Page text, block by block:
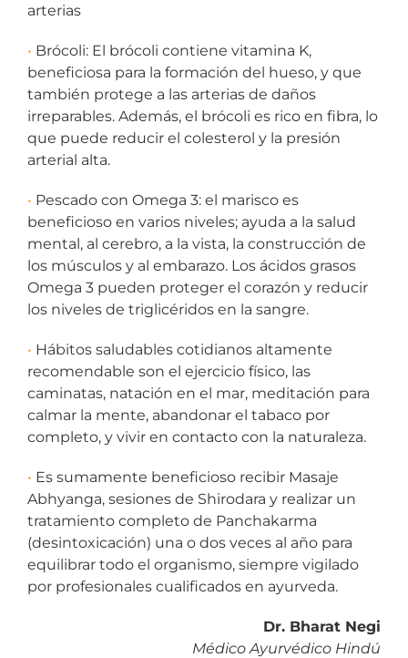
arterias
• Brócoli: El brócoli contiene vitamina K,
beneficiosa para la formación del hueso, y que
también protege a las arterias de daños
irreparables. Además, el brócoli es rico en fibra, lo
que puede reducir el colesterol y la presión
arterial alta.
• Pescado con Omega 3: el marisco es
beneficioso en varios niveles; ayuda a la salud
mental, al cerebro, a la vista, la construcción de
los músculos y al embarazo. Los ácidos grasos
Omega 3 pueden proteger el corazón y reducir
los niveles de triglicéridos en la sangre.
• Hábitos saludables cotidianos altamente
recomendable son el ejercicio físico, las
caminatas, natación en el mar, meditación para
calmar la mente, abandonar el tabaco por
completo, y vivir en contacto con la naturaleza.
• Es sumamente beneficioso recibir Masaje
Abhyanga, sesiones de Shirodara y realizar un
tratamiento completo de Panchakarma
(desintoxicación) una o dos veces al año para
equilibrar todo el organismo, siempre vigilado
por profesionales cualificados en ayurveda.
Dr. Bharat Negi
Médico Ayurvédico Hindú